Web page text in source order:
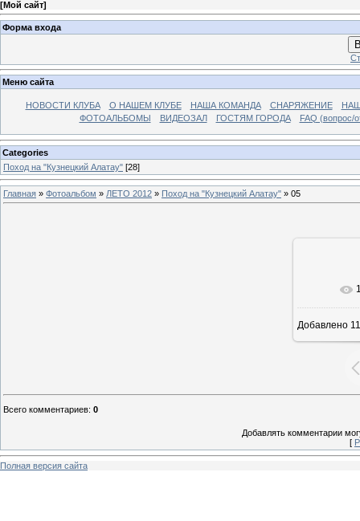
[Мой сайт]
Форма входа
Меню сайта
НОВОСТИ КЛУБА О НАШЕМ КЛУБЕ НАША КОМАНДА СНАРЯЖЕНИЕ
ФОТОАЛЬБОМЫ
ВИДЕОЗАЛ ГОСТЯМ ГОРОДА FAQ (вопрос/
Categories
Поход на "Кузнецкий Алатау" [28]
Главная » Фотоальбом » ЛЕТО 2012 » Поход на "Кузнецкий Алатау" » 05
Добавлено
Всего комментариев: 0
Добавлять комментарии
[
Полная версия сайта